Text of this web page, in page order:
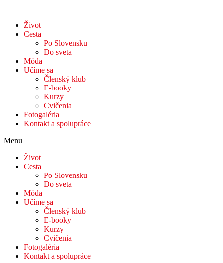
Život
Cesta
Po Slovensku
Do sveta
Móda
Učíme sa
Členský klub
E-booky
Kurzy
Cvičenia
Fotogaléria
Kontakt a spolupráce
Menu
Život
Cesta
Po Slovensku
Do sveta
Móda
Učíme sa
Členský klub
E-booky
Kurzy
Cvičenia
Fotogaléria
Kontakt a spolupráce